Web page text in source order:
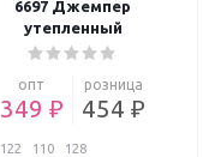
6697 Джемпер
утепленный
опт
349 ₽
розница
454 ₽
122 110 128